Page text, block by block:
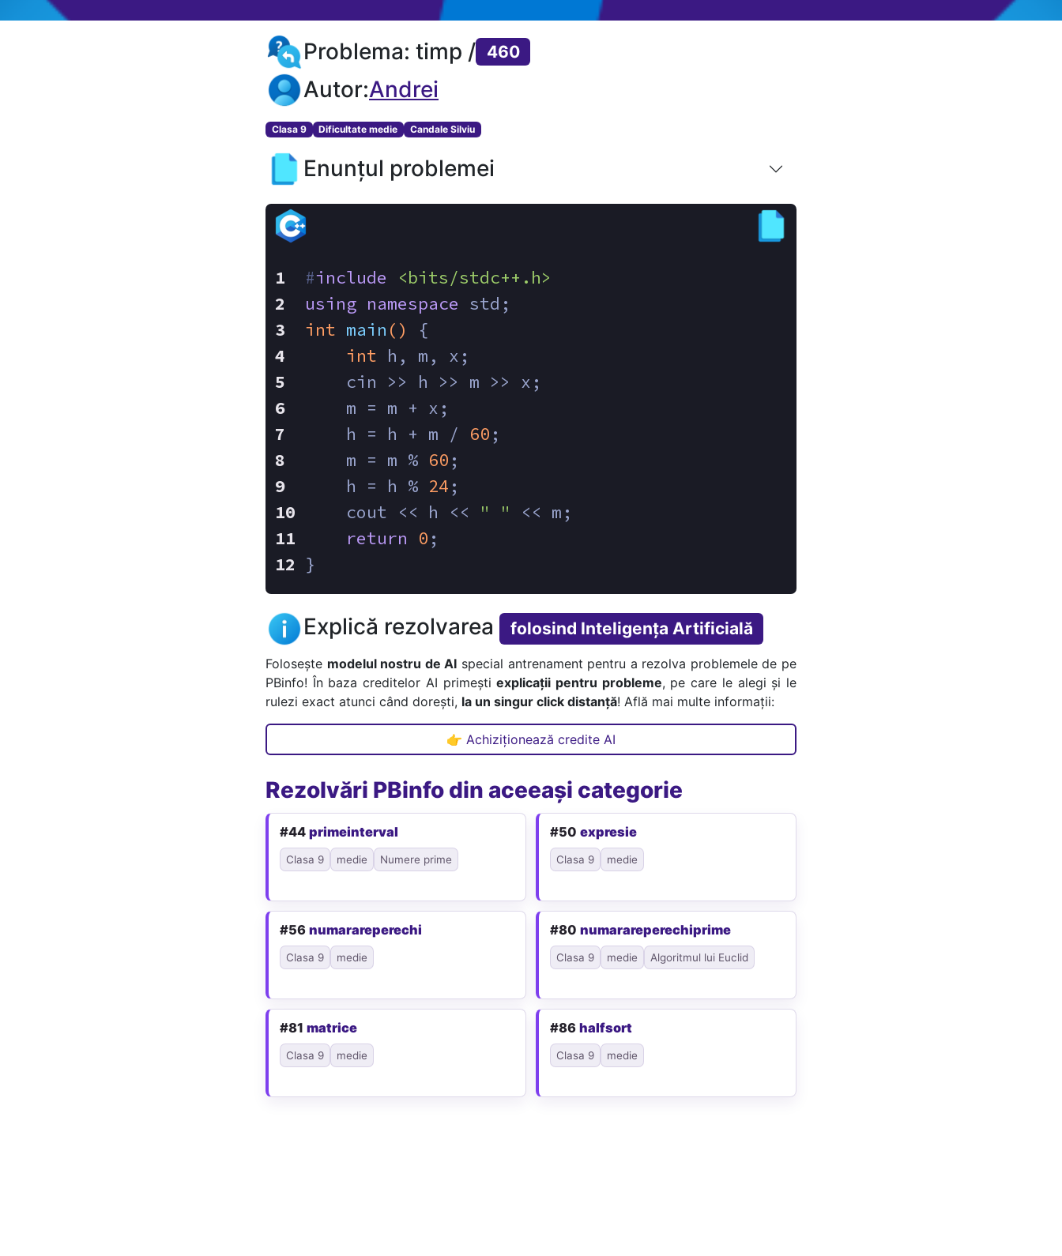
Problema: timp / 460
Autor:Andrei
Clasa 9 Dificultate medie Candale Silviu
Enunțul problemei
#include
<bits/stdc++.h>
using namespace std;
int main ()
{
int h, m, x;
    cin >> h >> m >> x;
    m = m + x;
    h = h + m /
60 ;
    m = m %
60 ;
    h = h %
24 ;
    cout << h <<
" "
<< m;
return
0 ;
}
Explică rezolvarea folosind Inteligența Artificială
Folosește modelul nostru de AI special antrenament pentru a rezolva problemele de pe
PBinfo! În baza creditelor AI primeștiexplicații pentru probleme, pe care le alegi și le
rulezi exact atunci când dorești, la un singur click distanță! Află mai multe informații:
👉 Achiziționează credite AI
Rezolvări PBinfo din aceeași categorie
#44 primeinterval
Clasa 9 medie Numere prime
#50 expresie
Clasa 9 medie
#56 numarareperechi
Clasa 9 medie
#80 numarareperechiprime
Clasa 9 medie Algoritmul lui Euclid
#81 matrice
Clasa 9 medie
#86 halfsort
Clasa 9 medie